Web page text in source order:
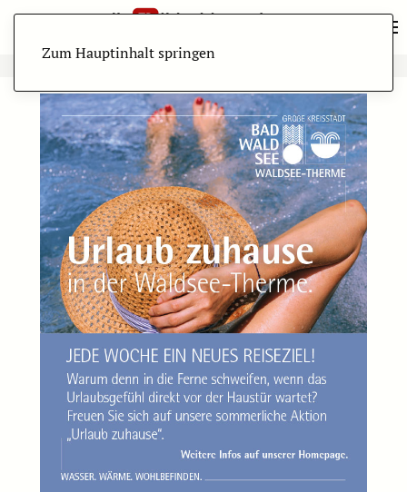
Zum Hauptinhalt springen